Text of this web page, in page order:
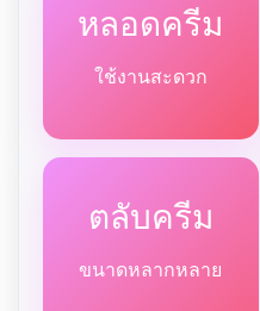
หลอดครีม
ใช้งานสะดวก
ตลับครีม
ขนาดหลากหลาย